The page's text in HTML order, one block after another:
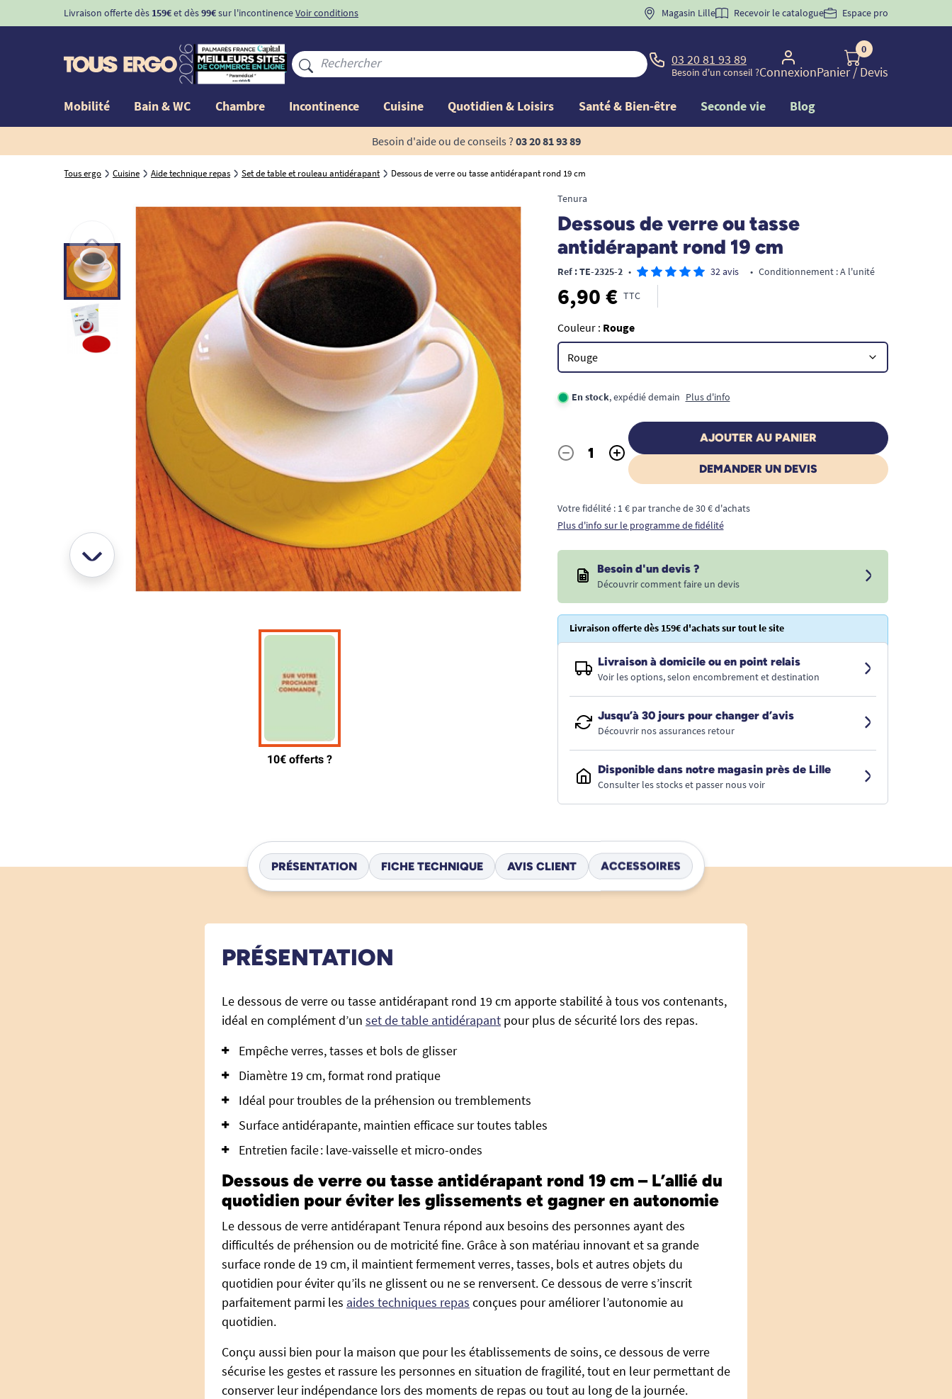
Livraison offerte dès 159€et dès99€sur l'incontinenceVoir conditions BIENVENUE" pourla 1ère commande d'incontinence
Magasin Lille Recevoir le catalogue Espace pro
03 20 81 93 89
Besoin d'un conseil ?Connexion
0
Panier/ Devis
Mobilité Bain & WC Chambre Incontinence Cuisine Quotidien & Loisirs Santé & Bien-être Seconde vie Blog
Besoin d'aide ou de conseils ? 03 20 81 93 89
Tous ergo Cuisine Aide technique repas Set de table et rouleau antidérapant Dessous de verre ou tasse antidérapant rond 19 cm
Tenura
Dessous de verre ou tasse
antidérapant rond 19 cm
Ref : TE-2325-2 • 32 avis • Conditionnement : A l'unité
6,90 € TTC
Couleur : Rouge
En stock, expédié demain Plus d'info
Quantité
- +
AJOUTER AU PANIER
DEMANDER UN DEVIS
Votre fidélité : 1 € par tranche de 30 € d'achats
Plus d'info sur le programme de fidélité
Besoin d'un devis ?
Découvrir comment faire un devis
Livraison offerte dès 159€ d'achats sur tout le site
Livraison à domicile ou en point relais
Voir les options, selon encombrement et destination
Jusqu’à 30 jours pour changer d’avis
Découvrir nos assurances retour
Disponible dans notre magasin près de Lille
Consulter les stocks et passer nous voir
PRÉSENTATION FICHE TECHNIQUE AVIS CLIENT ACCESSOIRES
PRÉSENTATION
Le dessous de verre ou tasse antidérapant rond 19 cm apporte stabilité à tous vos contenants,
idéal en complément d’un set de table antidérapant pour plus de sécurité lors des repas.
Empêche verres, tasses et bols de glisser
Diamètre 19 cm, format rond pratique
Idéal pour troubles de la préhension ou tremblements
Surface antidérapante, maintien efficace sur toutes tables
Entretien facile : lave-vaisselle et micro-ondes
Dessous de verre ou tasse antidérapant rond 19 cm – L’allié du
quotidien pour éviter les glissements et gagner en autonomie
Le dessous de verre antidérapant Tenura répond aux besoins des personnes ayant des
difficultés de préhension ou de motricité fine. Grâce à son matériau innovant et sa grande
surface ronde de 19 cm, il maintient fermement verres, tasses, bols et autres objets du
quotidien pour éviter qu’ils ne glissent ou ne se renversent. Ce dessous de verre s’inscrit
parfaitement parmi les aides techniques repas conçues pour améliorer l’autonomie au
quotidien.
Conçu aussi bien pour la maison que pour les établissements de soins, ce dessous de verre
sécurise les gestes et rassure les personnes en situation de fragilité, tout en leur permettant de
conserver leur indépendance lors des moments de repas ou tout au long de la journée.